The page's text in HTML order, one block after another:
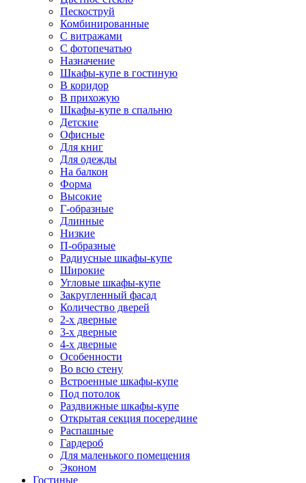
Пескоструй
Комбинированные
С витражами
С фотопечатью
Назначение
Шкафы-купе в гостиную
В коридор
В прихожую
Шкафы-купе в спальню
Детские
Офисные
Для книг
Для одежды
На балкон
Форма
Высокие
Г-образные
Длинные
Низкие
П-образные
Радиусные шкафы-купе
Широкие
Угловые шкафы-купе
Закругленный фасад
Количество дверей
2-х дверные
3-х дверные
4-х дверные
Особенности
Во всю стену
Встроенные шкафы-купе
Под потолок
Раздвижные шкафы-купе
Открытая секция посередине
Распашные
Гардероб
Для маленького помещения
Эконом
Гостиные